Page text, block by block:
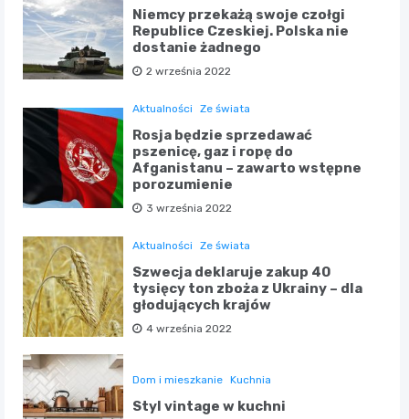
Niemcy przekażą swoje czołgi
Republice Czeskiej. Polska nie
dostanie żadnego
2 września 2022
Aktualności Ze świata
Rosja będzie sprzedawać
pszenicę, gaz i ropę do
Afganistanu – zawarto wstępne
porozumienie
3 września 2022
Aktualności Ze świata
Szwecja deklaruje zakup 40
tysięcy ton zboża z Ukrainy – dla
głodujących krajów
4 września 2022
Dom i mieszkanie Kuchnia
Styl vintage w kuchni